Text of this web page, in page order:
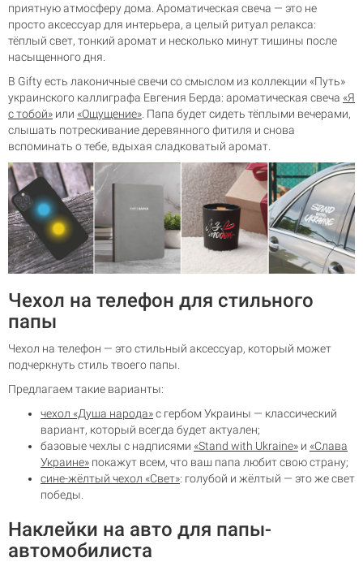
приятную атмосферу дома. Ароматическая свеча — это не
просто аксессуар для интерьера, а целый ритуал релакса:
тёплый свет, тонкий аромат и несколько минут тишины после
насыщенного дня.
В Gifty есть лаконичные свечи со смыслом из коллекции «Путь»
украинского каллиграфа Евгения Берда: ароматическая свеча «Я
с тобой» или «Ощущение» . Папа будет сидеть тёплыми вечерами,
слышать потрескивание деревянного фитиля и снова
вспоминать о тебе, вдыхая сладковатый аромат.
Чехол на телефон для стильного
папы
Чехол на телефон — это стильный аксессуар, который может
подчеркнуть стиль твоего папы.
Предлагаем такие варианты:
чехол «Душа народа»с гербом Украины — классический
вариант, который всегда будет актуален;
базовые чехлы с надписями «Stand with Ukraine» и «Слава
Украине» покажут всем, что ваш папа любит свою страну;
сине-жёлтый чехол «Свет»: голубой и жёлтый — это же свет
победы.
Наклейки на авто для папы-
автомобилиста